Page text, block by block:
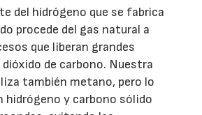
del hidrógeno que se fabrica
procede del gas natural a
que liberan grandes
de carbono. Nuestra
también metano, pero lo
hidrógeno y carbono sólido